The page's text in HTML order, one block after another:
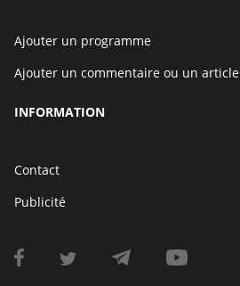
Ajouter un programme
Ajouter un commentaire ou un article
INFORMATION
Contact
Publicité